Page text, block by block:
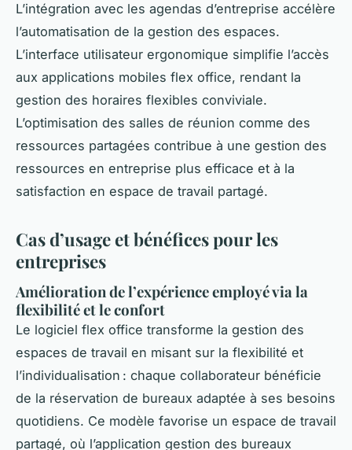
L’intégration avec les agendas d’entreprise accélère
l’automatisation de la gestion des espaces.
L’interface utilisateur ergonomique simplifie l’accès
aux applications mobiles flex office, rendant la
gestion des horaires flexibles conviviale.
L’optimisation des salles de réunion comme des
ressources partagées contribue à une gestion des
ressources en entreprise plus efficace et à la
satisfaction en espace de travail partagé.
Cas d’usage et bénéfices pour les
entreprises
Amélioration de l’expérience employé via la
flexibilité et le confort
Le logiciel flex office transforme la gestion des
espaces de travail en misant sur la flexibilité et
l’individualisation : chaque collaborateur bénéficie
de la réservation de bureaux adaptée à ses besoins
quotidiens. Ce modèle favorise un espace de travail
partagé, où l’application gestion des bureaux